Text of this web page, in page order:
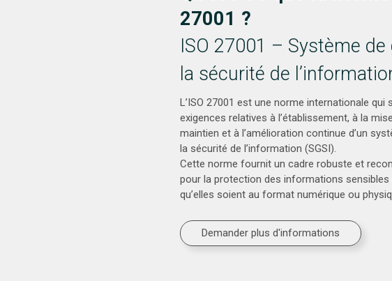
27001 ?
ISO 27001 – Système
la sécurité de
L’ISO 27001 est une norme internationale qui
exigences relatives à l’établissement, à la
maintien et à l’amélioration continue d’un
la sécurité de l’information (SGSI).
Cette norme fournit un cadre robuste et
pour la protection des informations sensibles
qu’elles soient au format numérique ou
Demander plus d'informations